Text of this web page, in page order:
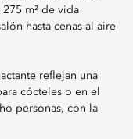
275 m² de vida
hasta cenas al aire
reflejan una
cócteles o en el
personas, con la